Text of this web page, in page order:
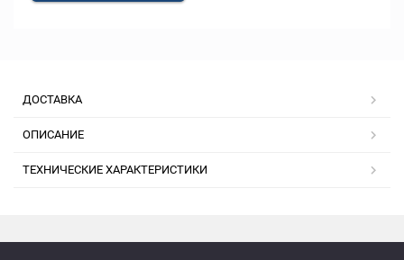
ДОСТАВКА
ОПИСАНИЕ
ТЕХНИЧЕСКИЕ ХАРАКТЕРИСТИКИ